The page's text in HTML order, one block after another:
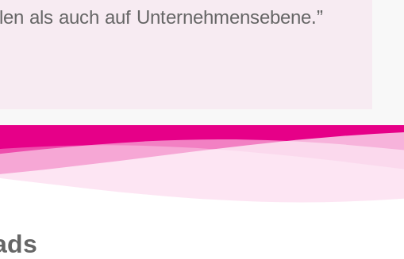
als auch auf Unternehmensebene.”